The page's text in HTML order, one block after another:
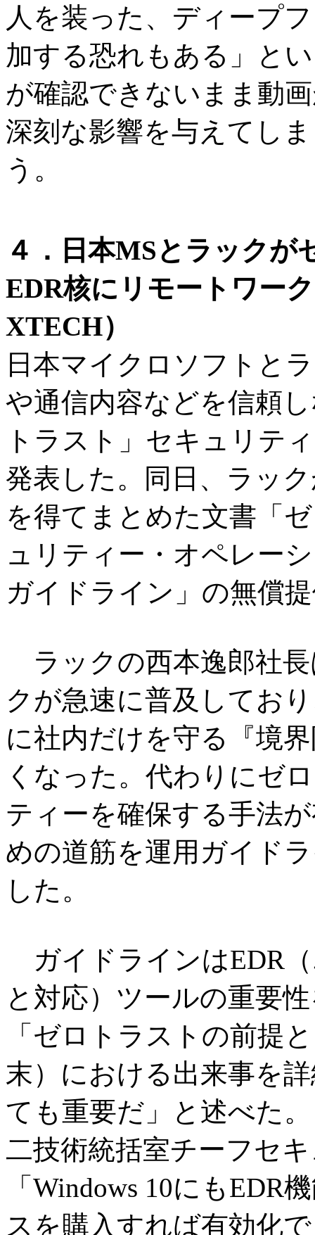
人を装った、ディープ
加する恐れもある」と
が確認できないまま動
深刻な影響を与えてし
う。
４．日本MSとラックが
EDR核にリモートワー
XTECH）
日本マイクロソフトと
や通信内容などを信頼
トラスト」セキュリテ
発表した。同日、ラッ
を得てまとめた文書「
ュリティー・オペレー
ガイドライン」の無償
ラックの西本逸郎社
クが急速に普及してお
に社内だけを守る『境
くなった。代わりにゼ
ティーを確保する手法
めの道筋を運用ガイド
した。
ガイドラインはEDR
と対応）ツールの重要
「ゼロトラストの前提
末）における出来事を
ても重要だ」と述べた
二技術統括室チーフセ
「Windows 10にもEDR
スを購入すれば有効化